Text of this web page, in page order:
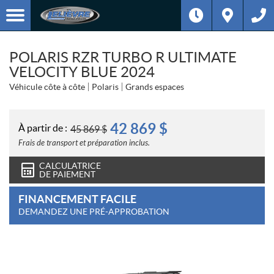
POLARIS RZR TURBO R ULTIMATE
VELOCITY BLUE 2024
Véhicule côte à côte Polaris Grands espaces
À partir de : 45 869$ 42 869 $
Frais de transport et préparation inclus.
CALCULATRICE
DE PAIEMENT
FINANCEMENT FACILE
DEMANDEZ UNE PRÉ-APPROBATION